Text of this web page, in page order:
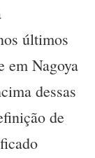
últimos
em Nagoya
dessas
de